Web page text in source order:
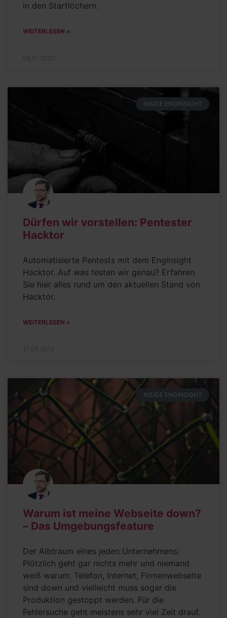
in den Startlöchern.
WEITERLESEN »
INSIDE ENGINSIGHT
Dürfen wir vorstellen: Pentester
Hacktor
Automatisierte Pentests mit dem Enginsight
Hacktor. Auf was testen wir genau? Erfahren
Sie hier alles rund um den aktuellen Stand von
Hacktor.
WEITERLESEN »
INSIDE ENGINSIGHT
Warum ist meine Webseite down?
– Das Umgebungsfeature
Der Albtraum eines jeden Unternehmens:
Plötzlich geht gar nichts mehr und niemand
weiß warum. Telefon, Internet, Firmenwebseite
sind down und vielleicht muss sogar die
Produktion gestoppt werden. Für die
Fehlersuche geht meistens sehr viel Zeit drauf.